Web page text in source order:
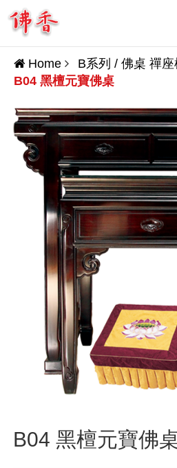
Home B系列 / 佛桌 禪
B04 黑檀元寶佛桌
B04 黑檀元寶佛